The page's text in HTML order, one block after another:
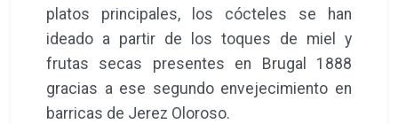
platos principales, los cócteles se han
ideado a partir de los toques de miel y
frutas secas presentes en Brugal 1888
gracias a ese segundo envejecimiento en
barricas de Jerez Oloroso.